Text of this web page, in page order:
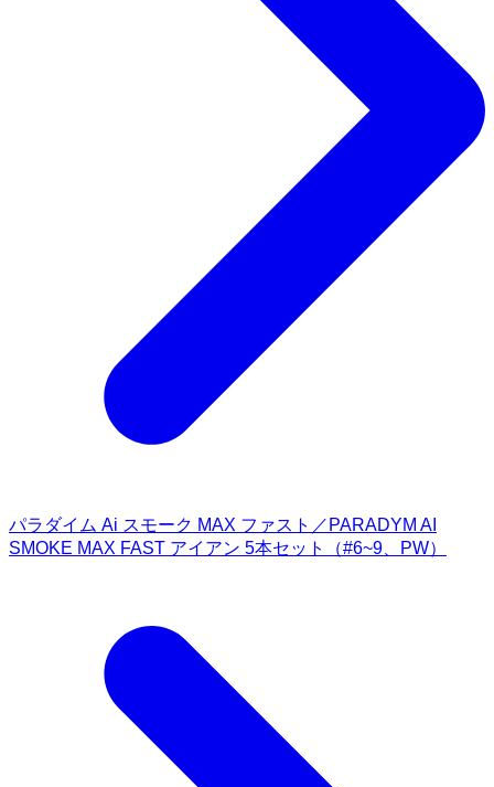
パラダイム Ai スモーク MAX ファスト／PARADYM AI
SMOKE MAX FAST アイアン 5本セット（#6~9、PW）